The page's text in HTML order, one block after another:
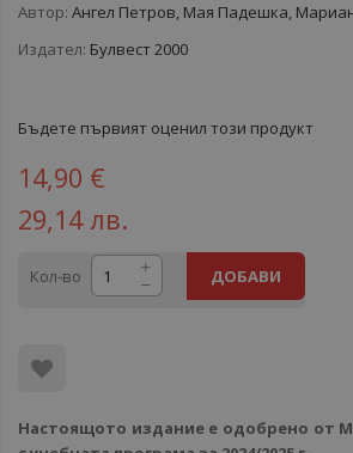
Автор: Ангел Петров, Мая Падешка,
Издател: Булвест 2000
Бъдете първият оценил този продукт
14,90 €
29,14 лв.
Кол-во ДОБАВИ
Настоящото издание е одобрено от